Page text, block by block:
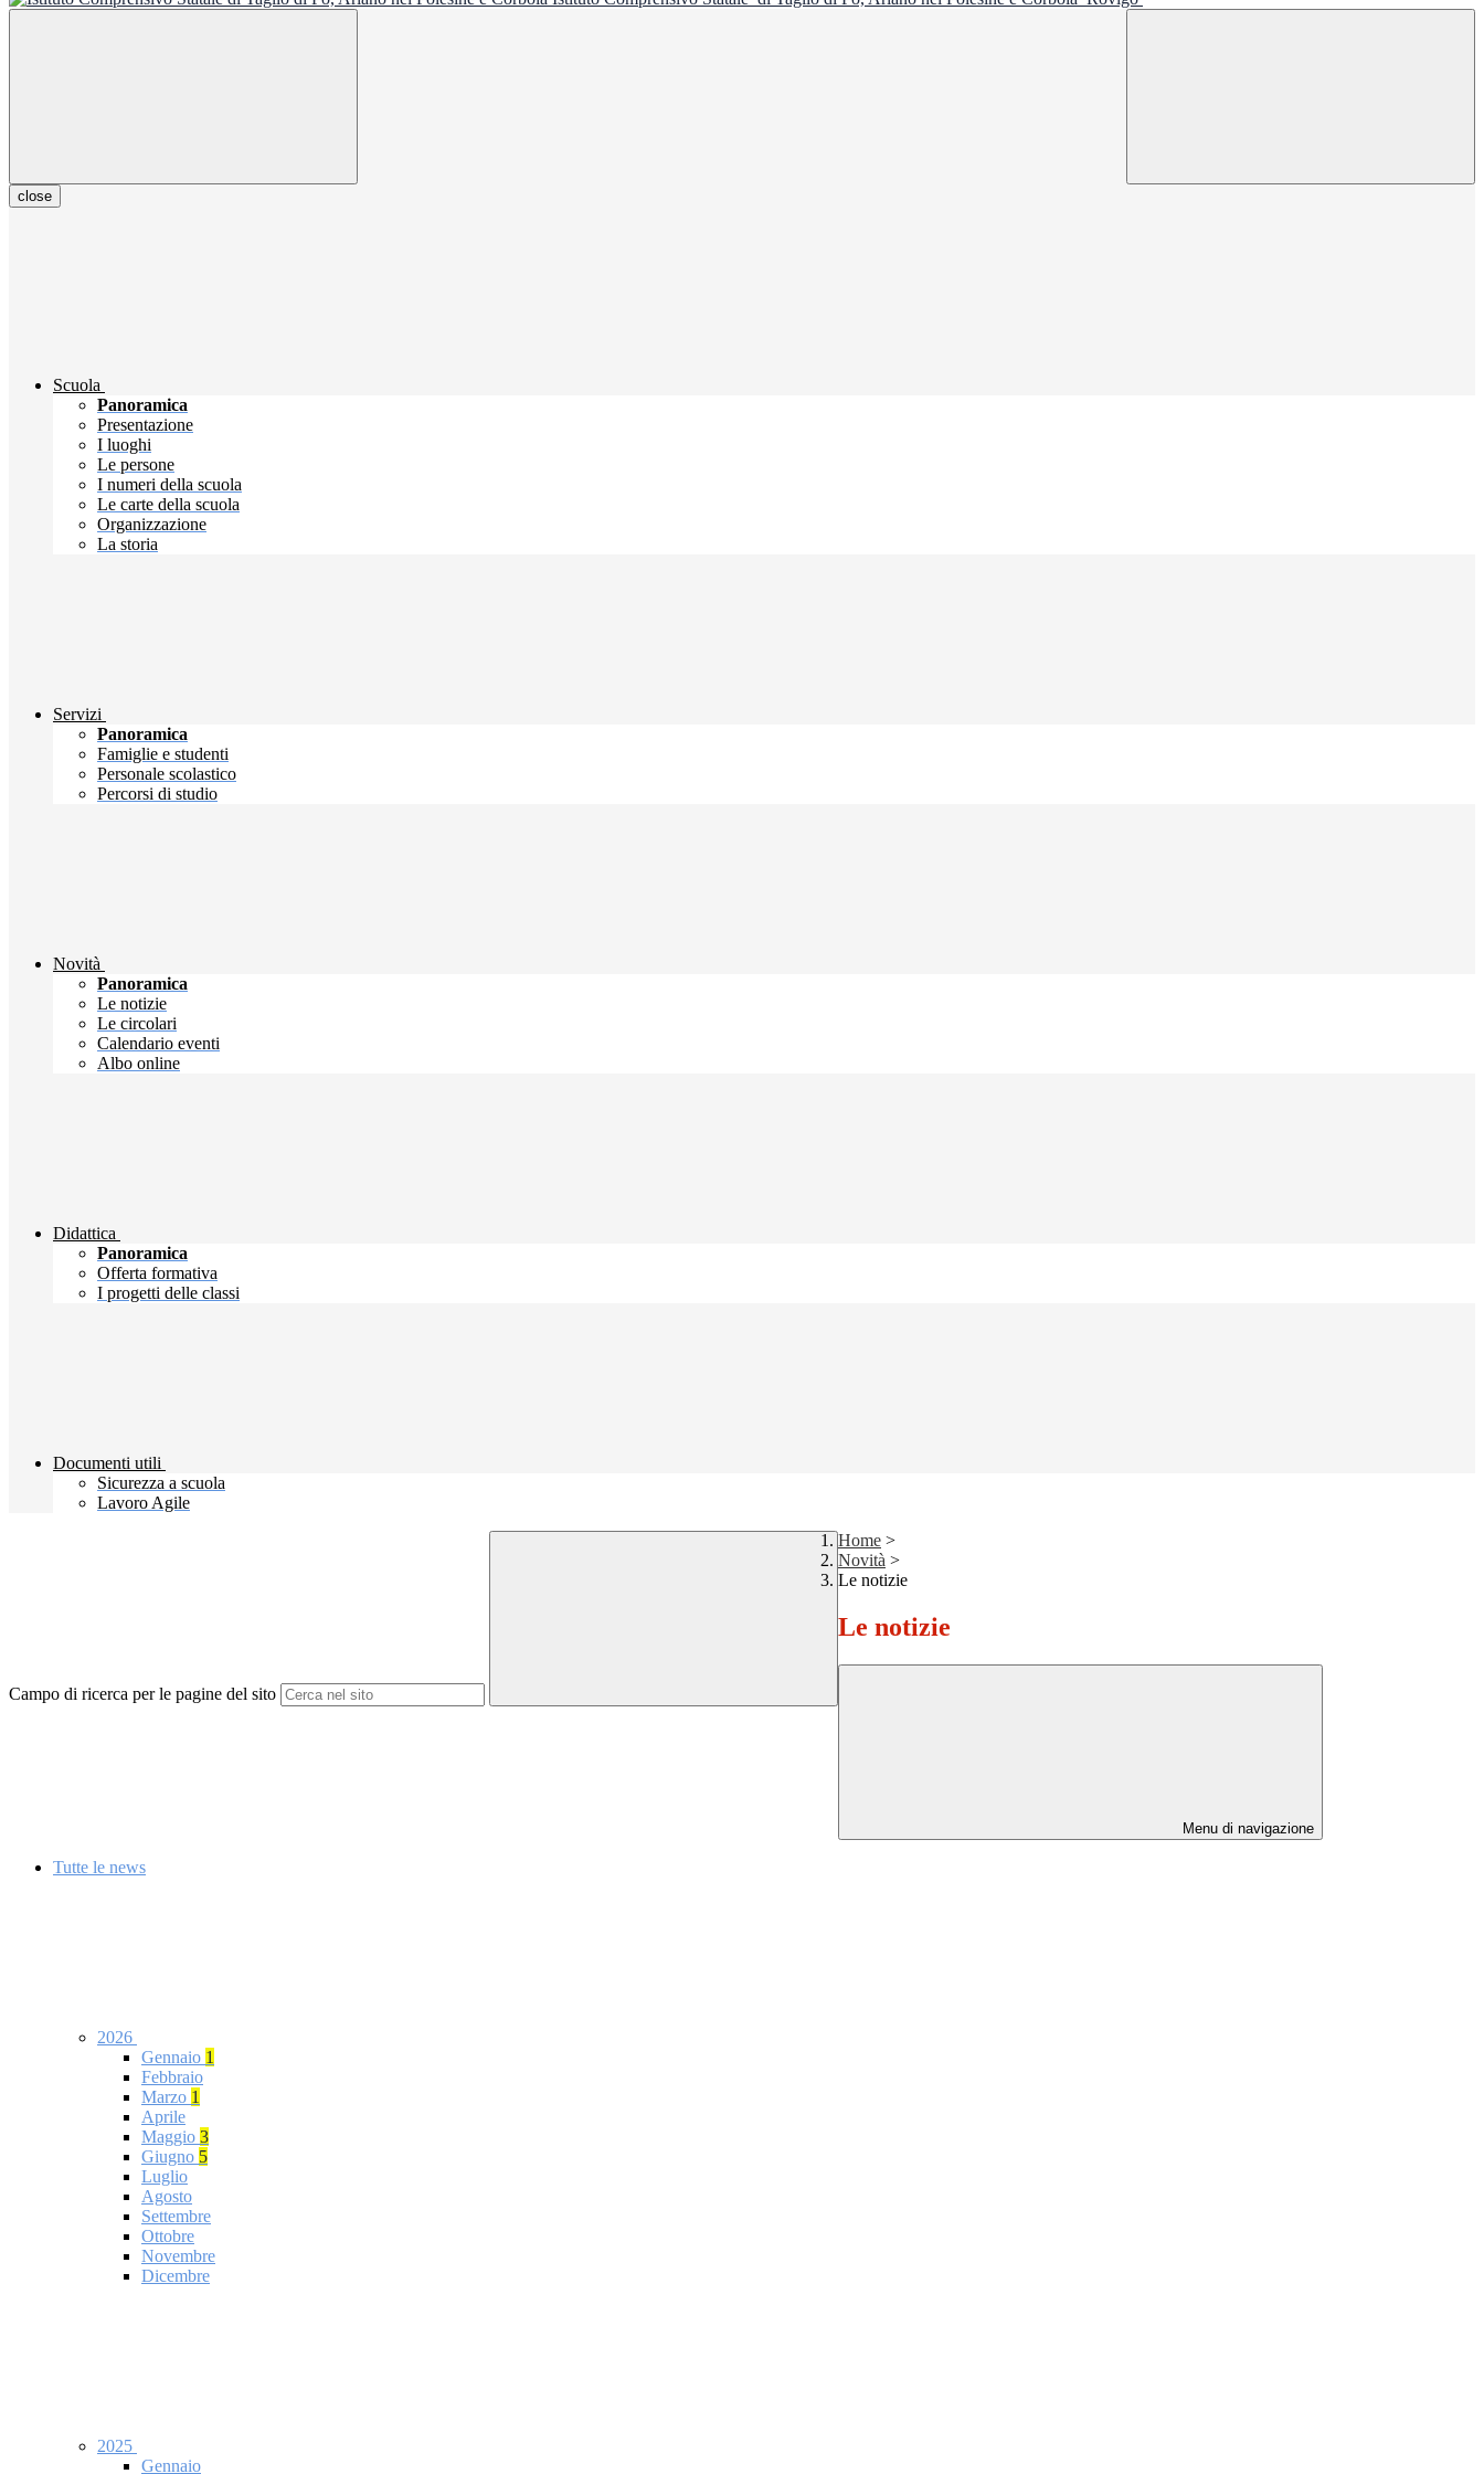
close
Scuola
Panoramica
Presentazione
I luoghi
Le persone
I numeri della scuola
Le carte della scuola
Organizzazione
La storia
Servizi
Panoramica
Famiglie e studenti
Personale scolastico
Percorsi di studio
Novità
Panoramica
Le notizie
Le circolari
Calendario eventi
Albo online
Didattica
Panoramica
Offerta formativa
I progetti delle classi
Documenti utili
Sicurezza a scuola
Lavoro Agile
Campo di ricerca per le pagine del sito
Home >
Novità >
Le notizie
Le notizie
Menu di navigazione
Tutte le news
2026
Gennaio 1
Febbraio
Marzo 1
Aprile
Maggio 3
Giugno 5
Luglio
Agosto
Settembre
Ottobre
Novembre
Dicembre
2025
Gennaio